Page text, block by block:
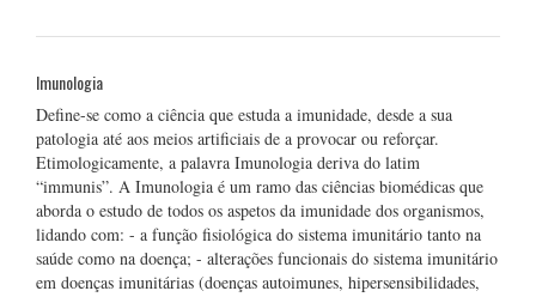
Imunologia
Define-se como a ciência que estuda a imunidade, desde a sua
patologia até aos meios artificiais de a provocar ou reforçar.
Etimologicamente, a palavra Imunologia deriva do latim
“immunis”. A Imunologia é um ramo das ciências biomédicas que
aborda o estudo de todos os aspetos da imunidade dos organismos,
lidando com: - a função fisiológica do sistema imunitário tanto na
saúde como na doença; - alterações funcionais do sistema imunitário
em doenças imunitárias (doenças autoimunes, hipersensibilidades,